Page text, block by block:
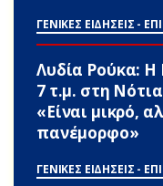
ΓΕΝΙΚΕΣ ΕΙΔΗΣΕΙΣ -
Λυδία Ρούκα: Η
7 τ.μ. στη
«Είναι μικρό,
πανέμορφο»
ΓΕΝΙΚΕΣ ΕΙΔΗΣΕΙΣ -